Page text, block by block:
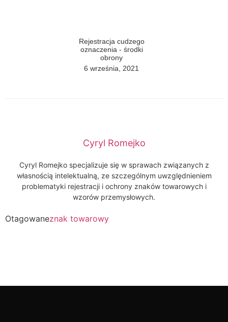
Rejestracja cudzego
oznaczenia - środki
obrony
6 września, 2021
Cyryl Romejko
Cyryl Romejko specjalizuje się w sprawach związanych z
własnością intelektualną, ze szczególnym uwzględnieniem
problematyki rejestracji i ochrony znaków towarowych i
wzorów przemysłowych.
Otagowaneznak towarowy